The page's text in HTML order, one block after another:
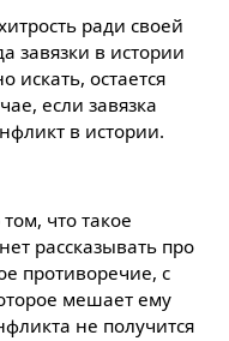
ради своей
завязки в истории
искать, остается
если завязка
в истории.
что такое
рассказывать про
противоречие, с
мешает ему
не получится